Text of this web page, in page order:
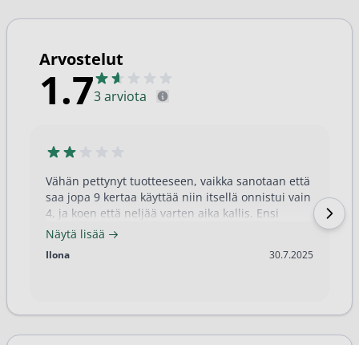
Arvostelut
1.73 arviota
Vähän pettynyt tuotteeseen, vaikka sanotaan että
saa jopa 9 kertaa käyttää niin itsellä onnistui vain
4, ja koen että neljää varten aika kallis. Ensi
kerralla kokeilen niitä jotka hirttää varsiluomet.
Näytä lisää
Ilona 30.7.2025
30.7.2025